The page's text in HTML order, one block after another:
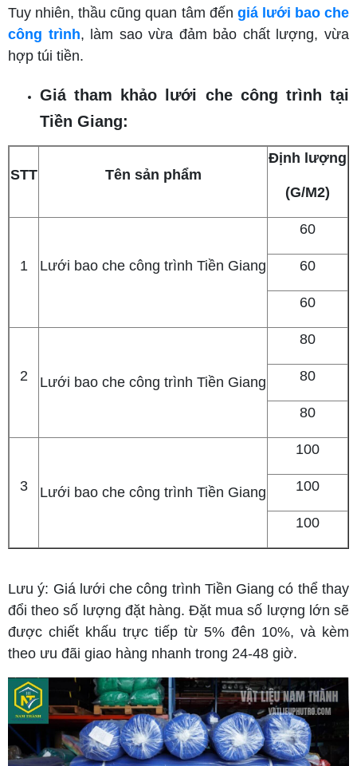
Tuy nhiên, thầu cũng quan tâm đến giá lưới bao che
công trình, làm sao vừa đảm bảo chất lượng, vừa
hợp túi tiền.
Giá tham khảo lưới che công trình tại
Tiền Giang:
STT Tên sản phẩm
Định lượng
(G/M2)
1 Lưới bao che công trình Tiền Giang
60
60
60
2 Lưới bao che công trình Tiền Giang
80
80
80
3 Lưới bao che công trình Tiền Giang
100
100
100
Lưu ý: Giá lưới che công trình Tiền Giang có thể thay
đổi theo số lượng đặt hàng. Đặt mua số lượng lớn sẽ
được chiết khấu trực tiếp từ 5% đên 10%, và kèm
theo ưu đãi giao hàng nhanh trong 24-48 giờ.